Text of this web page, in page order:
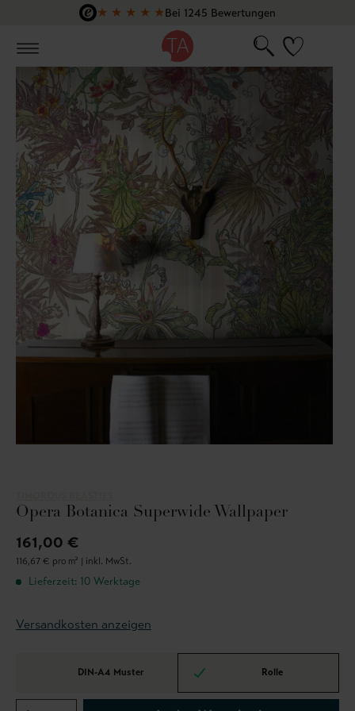
Zum Hauptinhalt springen
★ ★ ★ ★ ★Bei 1245 Bewertungen
Opera Botanica Superwide Wallpaper
161,00 €
116,67 € pro m² | inkl. MwSt.
Lieferzeit: 10 Werktage
Versandkosten anzeigen
DIN-A4 Muster Rolle